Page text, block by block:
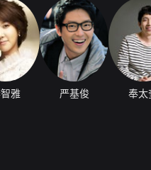
雅 严基俊 奉太